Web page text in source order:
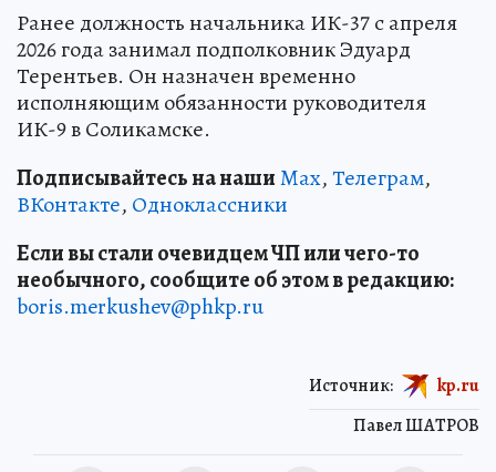
Ранее должность начальника ИК-37 с апреля
2026 года занимал подполковник Эдуард
Терентьев. Он назначен временно
исполняющим обязанности руководителя
ИК-9 в Соликамске.
Подписывайтесь на нашиMax,Телеграм,
ВКонтакте, Одноклассники
Если вы стали очевидцем ЧП или чего-то
необычного, сообщите об этом в редакцию:
boris.merkushev@phkp.ru
Павел ШАТРОВ
Источник: kp.ru